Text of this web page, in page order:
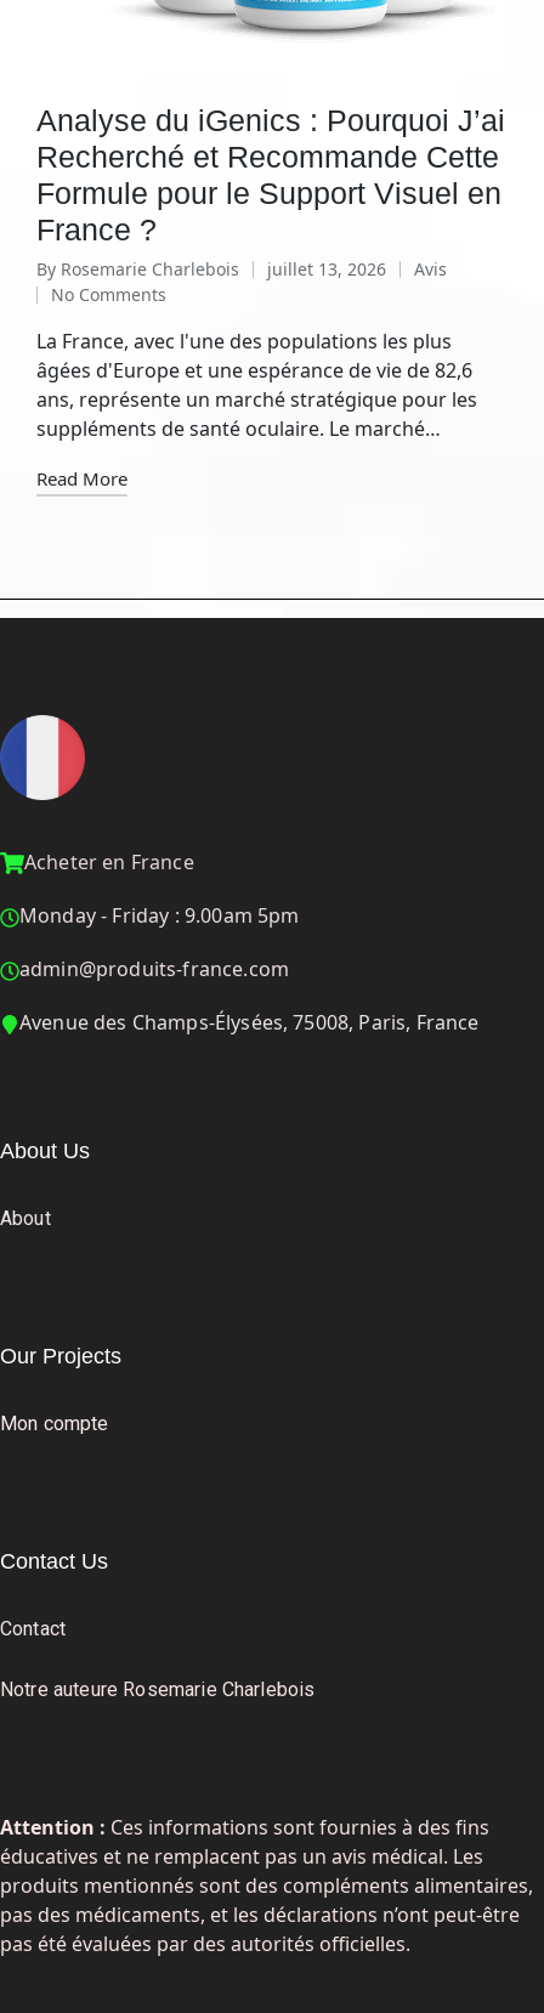
Analyse du iGenics : Pourquoi J’ai
Recherché et Recommande Cette
Formule pour le Support Visuel en
France ?
By Rosemarie Charlebois juillet 13, 2026
Avis
No Comments
La France, avec l'une des populations les plus
âgées d'Europe et une espérance de vie de 82,6
ans, représente un marché stratégique pour les
suppléments de santé oculaire. Le marché…
Read More
Acheter en France
Monday - Friday : 9.00am 5pm
admin@produits-france.com
Avenue des Champs-Élysées, 75008, Paris, France
About Us
About
Our Projects
Mon compte
Contact Us
Contact
Notre auteure Rosemarie Charlebois
Attention : Ces informations sont fournies à des fins
éducatives et ne remplacent pas un avis médical. Les
produits mentionnés sont des compléments alimentaires,
pas des médicaments, et les déclarations n’ont peut-être
pas été évaluées par des autorités officielles.